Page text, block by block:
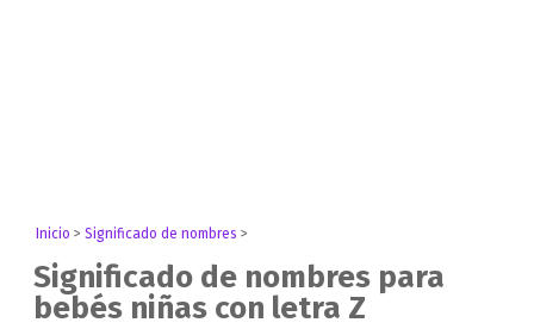
Inicio >Significado de nombres >
Significado de nombres para
bebés niñas con letra Z